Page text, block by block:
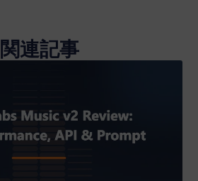
関連記事